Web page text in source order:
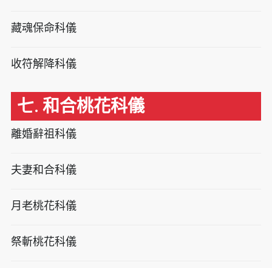
藏魂保命科儀
收符解降科儀
七. 和合桃花科儀
離婚辭祖科儀
夫妻和合科儀
月老桃花科儀
祭斬桃花科儀